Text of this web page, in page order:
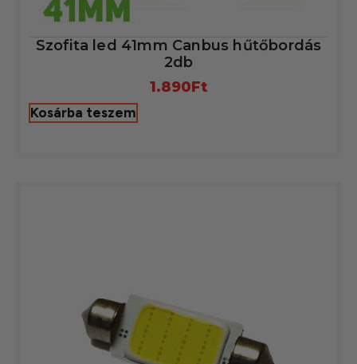
Szofita led 41mm Canbus hűtőbordás
2db
1.890Ft
Kosárba teszem